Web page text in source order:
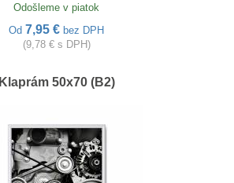
Odošleme v piatok
Od 7,95 € bez DPH
(9,78 € s DPH)
Klaprám 50x70 (B2)